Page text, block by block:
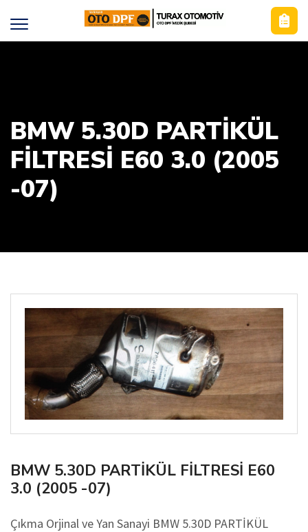
BMW 5.30D PARTİKÜL
FİLTRESİ E60 3.0 (2005
-07)
BMW 5.30D PARTİKÜL FİLTRESİ E60
3.0 (2005 -07)
Çıkma Orjinal ve Yan Sanayi BMW 5.30D PARTİKÜL